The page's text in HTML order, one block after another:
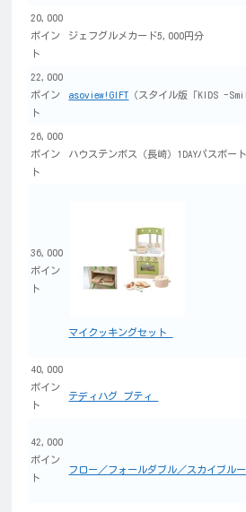
20,000
ポイン
ト
ジェフグルメカード5,000円分
22,000
ポイン
ト
asoview!GIFT （スタイル版「KIDS -
26,000
ポイン
ト
ハウステンボス（長崎）1DAYパスポー
36,000
ポイン
ト
マイクッキングセット
40,000
ポイン
ト
テディハグ プティ
42,000
ポイン
ト
フロー／フォールダブル／スカイブル